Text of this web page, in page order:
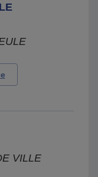
VILLE